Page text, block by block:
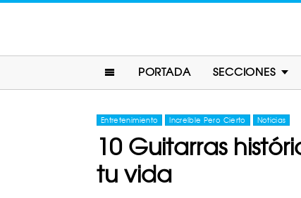
PORTADA SECCIONES
Entretenimiento Increíble Pero Cierto Noticias
10 Guitarras
tu vida